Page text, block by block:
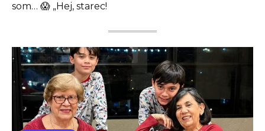
som… 😱 „Hej, starec!